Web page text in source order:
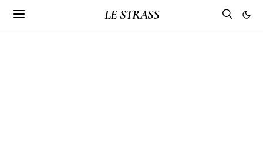
LE STRASS